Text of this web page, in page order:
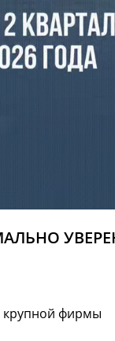
крупной фирмы